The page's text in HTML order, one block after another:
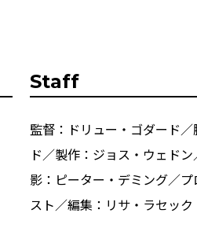
Staff
監督：ドリュー・ゴダード
ド／製作：ジョス・ウェド
影：ピーター・デミング／
スト／編集：リサ・ラセック